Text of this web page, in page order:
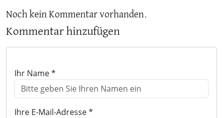
Noch kein Kommentar vorhanden.
Kommentar hinzufügen
Ihr Name *
Ihre E-Mail-Adresse *